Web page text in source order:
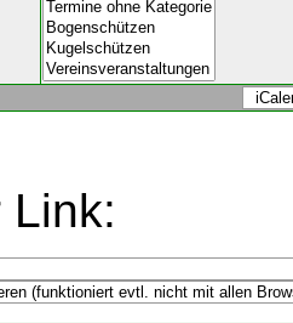
Link: